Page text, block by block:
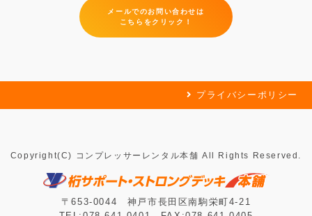
メールでのお問い合わせは
こちらをクリック！
プライバシーポリシー
Copyright(C) コンプレッサーレンタル本舗 All Rights Reserved.
〒653-0044 神戸市長田区南駒栄町4-21